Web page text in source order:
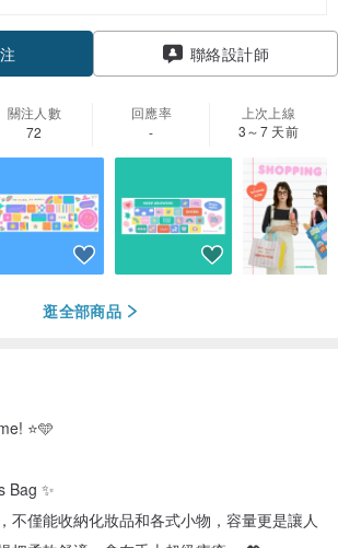
聯絡設計師
關注人數
72
回應率
-
上次上線
3～7 天前
逛全部商品
⭐️🩵
Bag ✨
不僅能收納化妝品和各式小物，容量更是讓人